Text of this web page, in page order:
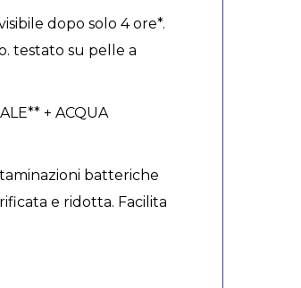
dopo solo 4 ore*.
testato su pelle a
+ ACQUA
batteriche
e ridotta. Facilita